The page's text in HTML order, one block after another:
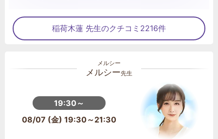
稲荷木蓮 先生のクチコミ2216件
メルシー先生
19:30～
08/07 (金) 19:30～21:30